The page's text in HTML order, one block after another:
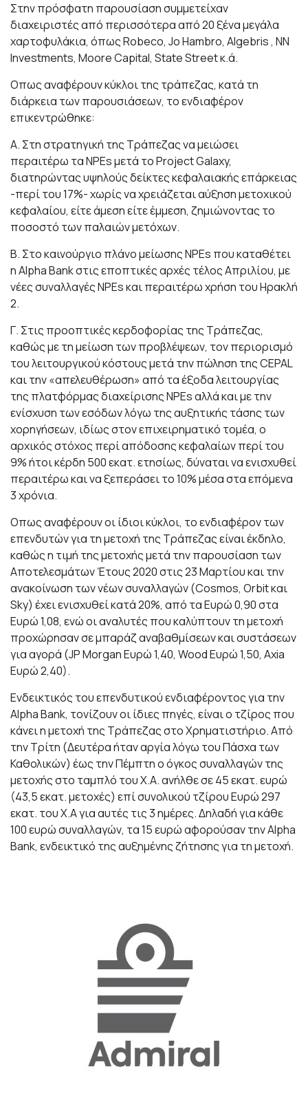
Στην πρόσφατη παρουσίαση συμμετείχαν
διαχειριστές από περισσότερα από 20 ξένα μεγάλα
χαρτοφυλάκια, όπως Robeco, Jo Hambro, Algebris , NN
Investments, Moore Capital, State Street κ.ά.
Οπως αναφέρουν κύκλοι της τράπεζας, κατά τη
διάρκεια των παρουσιάσεων, το ενδιαφέρον
επικεντρώθηκε:
Α. Στη στρατηγική της Τράπεζας να μειώσει
περαιτέρω τα NPEs μετά το Project Galaxy,
διατηρώντας υψηλούς δείκτες κεφαλαιακής επάρκειας
-περί του 17%- χωρίς να χρειάζεται αύξηση μετοχικού
κεφαλαίου, είτε άμεση είτε έμμεση, ζημιώνοντας το
ποσοστό των παλαιών μετόχων.
Β. Στο καινούργιο πλάνο μείωσης NPEs που καταθέτει
η Αlpha Bank στις εποπτικές αρχές τέλος Απριλίου, με
νέες συναλλαγές NPEs και περαιτέρω χρήση του Ηρακλή
2.
Γ. Στις προοπτικές κερδοφορίας της Τράπεζας,
καθώς με τη μείωση των προβλέψεων, τον περιορισμό
του λειτουργικού κόστους μετά την πώληση της CEPAL
και την «απελευθέρωση» από τα έξοδα λειτουργίας
της πλατφόρμας διαχείρισης NPEs αλλά και με την
ενίσχυση των εσόδων λόγω της αυξητικής τάσης των
χορηγήσεων, ιδίως στον επιχειρηματικό τομέα, ο
αρχικός στόχος περί απόδοσης κεφαλαίων περί του
9% ήτοι κέρδη 500 εκατ. ετησίως, δύναται να ενισχυθεί
περαιτέρω και να ξεπεράσει το 10% μέσα στα επόμενα
3 χρόνια.
Οπως αναφέρουν οι ίδιοι κύκλοι, το ενδιαφέρον των
επενδυτών για τη μετοχή της Τράπεζας είναι έκδηλο,
καθώς η τιμή της μετοχής μετά την παρουσίαση των
Aποτελεσμάτων Έτους 2020 στις 23 Μαρτίου και την
ανακοίνωση των νέων συναλλαγών (Cosmos, Orbit και
Sky) έχει ενισχυθεί κατά 20%, από τα Ευρώ 0,90 στα
Ευρώ 1,08, ενώ οι αναλυτές που καλύπτουν τη μετοχή
προχώρησαν σε μπαράζ αναβαθμίσεων και συστάσεων
για αγορά (JP Morgan Ευρώ 1,40, Wood Ευρώ 1,50, Axia
Ευρώ 2,40).
Ενδεικτικός του επενδυτικού ενδιαφέροντος για την
Αlpha Bank, τονίζουν οι ίδιες πηγές, είναι ο τζίρος που
κάνει η μετοχή της Τράπεζας στο Χρηματιστήριο. Από
την Τρίτη (Δευτέρα ήταν αργία λόγω του Πάσχα των
Καθολικών) έως την Πέμπτη ο όγκος συναλλαγών της
μετοχής στο ταμπλό του Χ.Α. ανήλθε σε 45 εκατ. ευρώ
(43,5 εκατ. μετοχές) επί συνολικού τζίρου Ευρώ 297
εκατ. του Χ.Α για αυτές τις 3 ημέρες. Δηλαδή για κάθε
100 ευρώ συναλλαγών, τα 15 ευρώ αφορούσαν την Αlpha
Bank, ενδεικτικό της αυξημένης ζήτησης για τη μετοχή.